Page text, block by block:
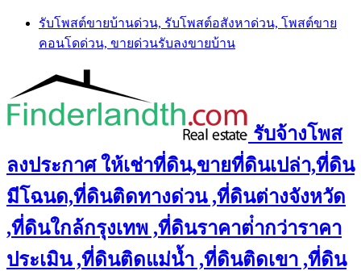
Skip
content
รับโพสต์ขายบ้านด่วน, รับโพสต์อสังหาด่วน, โพสต์ขาย
คอนโดด่วน, ขายด่วนรับลงขายบ้าน
รับจ้างโพส
ลงประกาศ ให้เช่าที่ดิน,ขายที่ดินเปล่า,ที่ดิน
มีโฉนด,ที่ดินติดทางด่วน ,ที่ดินต่างจังหวัด
,ที่ดินใกล้กรุงเทพ ,ที่ดินราคาต่ํากว่าราคา
ประเมิน ,ที่ดินติดแม่น้ำ ,ที่ดินติดเขา ,ที่ดิน